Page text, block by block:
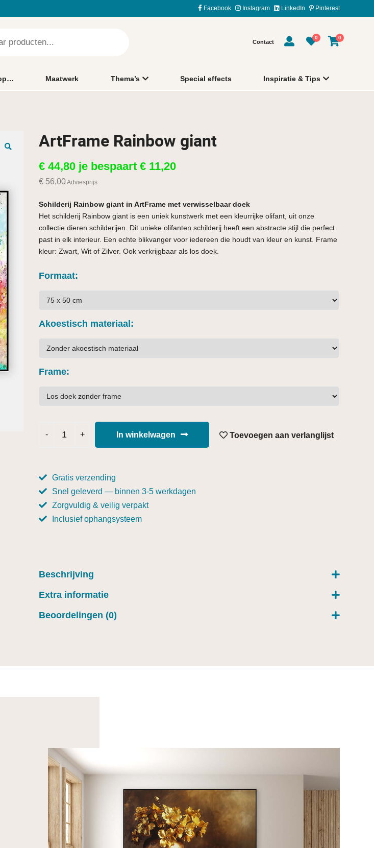
Facebook Instagram LinkedIn Pinterest
Contact
0 0
Maatwerk Thema’s Special effects Inspiratie & Tips
ArtFrame Rainbow giant
€ 44,80 je bespaart € 11,20
€56,00Adviesprijs
Schilderij Rainbow giant in ArtFrame met verwisselbaar doek
Het schilderij Rainbow giant is een uniek kunstwerk met een kleurrijke olifant, uit onze
collectie dieren schilderijen. Dit unieke olifanten schilderij heeft een abstracte stijl die perfect
past in elk interieur. Een echte blikvanger voor iedereen die houdt van kleur en kunst. Frame
kleur: Zwart, Wit of Zilver. Ook verkrijgbaar als los doek.
Formaat
Akoestisch materiaal
Frame
In winkelwagen Toevoegen aan verlanglijst
Gratis verzending
Snel geleverd — binnen 3-5 werkdagen
Zorgvuldig & veilig verpakt
Inclusief ophangsysteem
Beschrijving
Extra informatie
Beoordelingen (0)